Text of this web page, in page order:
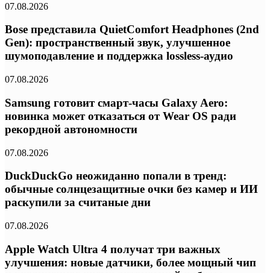
07.08.2026
Bose представила QuietComfort Headphones (2nd
Gen): пространственный звук, улучшенное
шумоподавление и поддержка lossless-аудио
07.08.2026
Samsung готовит смарт-часы Galaxy Aero:
новинка может отказаться от Wear OS ради
рекордной автономности
07.08.2026
DuckDuckGo неожиданно попали в тренд:
обычные солнцезащитные очки без камер и ИИ
раскупили за считаные дни
07.08.2026
Apple Watch Ultra 4 получат три важных
улучшения: новые датчики, более мощный чип